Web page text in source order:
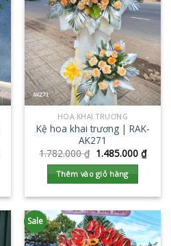
HOA KHAI TRƯƠNG
Kệ hoa khai trương | RAK-
AK271
1.782.000₫ 1.485.000 ₫
Thêm vào giỏ hàng
Sale